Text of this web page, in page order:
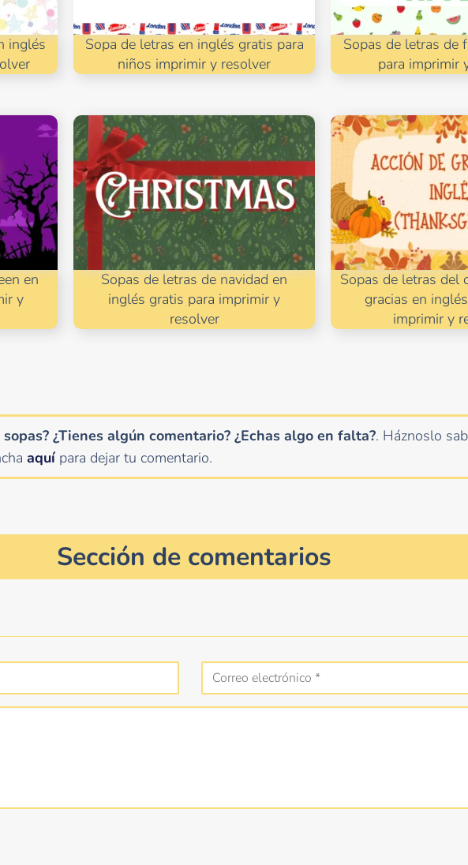
inglés
Sopa de letras en inglés gratis para
niños imprimir y resolver
Sopas de letras de
para imprimir
en
y
Sopas de letras de navidad en
inglés gratis para imprimir y
resolver
Sopas de letras del
gracias en
imprimir y
¿Tienes algún comentario? ¿Echas algo en falta?. Háznoslo
aquí para dejar tu comentario.
Sección de comentarios